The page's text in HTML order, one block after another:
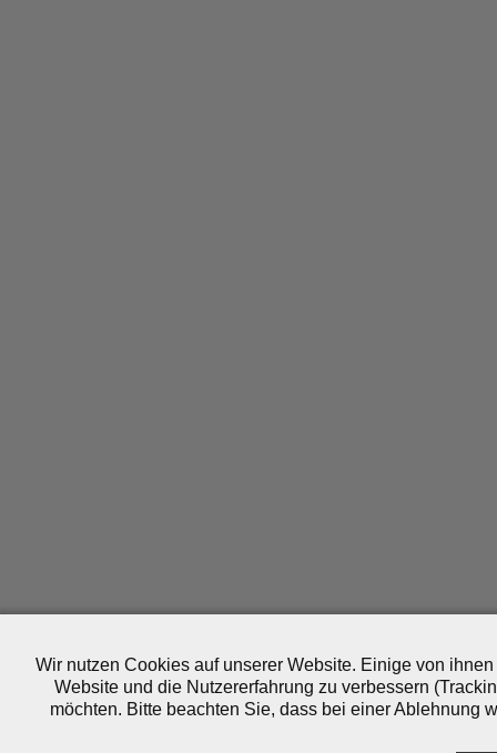
Wir nutzen Cookies auf unserer Website. Einige von
Website und die Nutzererfahrung zu verbessern
möchten. Bitte beachten Sie, dass bei einer Ablehnung